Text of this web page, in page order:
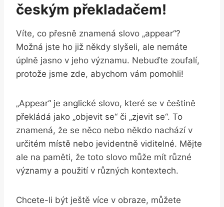
českým překladačem!
Víte, co přesně znamená slovo „appear“?⁤
Možná jste ho‌ již někdy slyšeli, ale nemáte⁣
úplně jasno ‌v jeho ⁣významu.‌ Nebuďte zoufalí,
protože jsme zde, abychom vám pomohli!
„Appear“ ⁢je anglické slovo, které se v češtině
překládá jako⁢ „objevit se“ či „zjevit se“. To
znamená, že se něco nebo někdo nachází v
určitém⁤ místě nebo jevidentně viditelné. Mějte
‍ale na paměti, že toto slovo⁤ může mít různé
významy⁢ a použití v různých kontextech.
Chcete-li být ještě více v obraze, můžete